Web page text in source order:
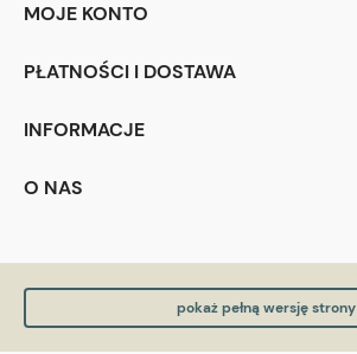
MOJE KONTO
PŁATNOŚCI I DOSTAWA
INFORMACJE
O NAS
pokaż pełną wersję strony